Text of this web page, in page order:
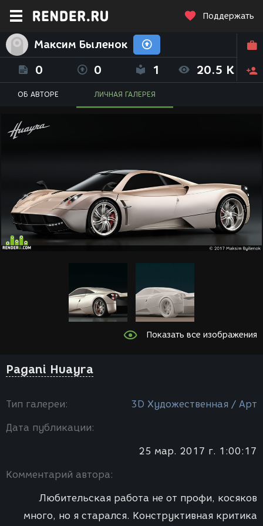
Поддержать
Максим Быленок
0 0 1 20.5 K
ОБ АВТОРЕ ЛИЧНАЯ ГАЛЕРЕЯ
Показать все изображения
Pagani Huayra
Тип галереи: 3D Художественная / Арт
Дата публикации:
25 мар. 2017 г. 1:00:17
Комментарий автора:
Любительская работа не от профи, косяков
много, но я старался. Конструктивная критика